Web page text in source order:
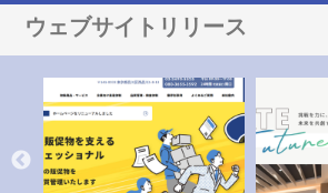
ウェブサイトリリース